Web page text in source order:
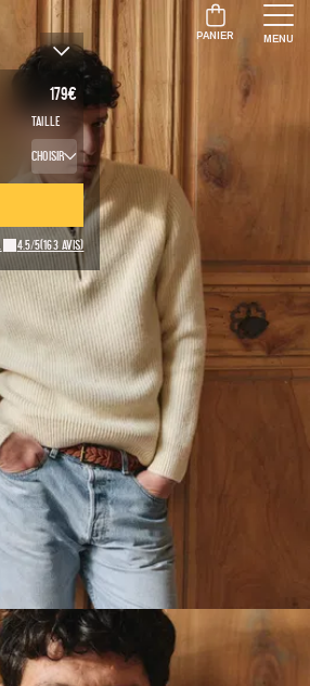
PANIER MENU
179€
Taille
Choisir
4.5/5(163 avis)